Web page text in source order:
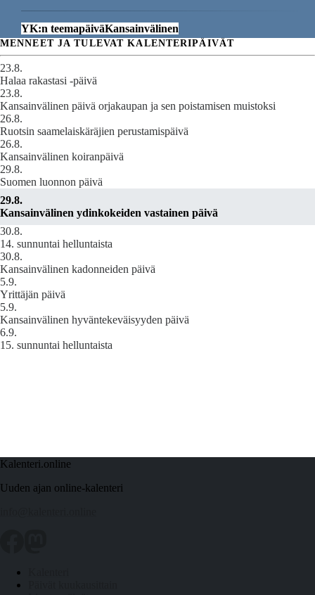
YK:n teemapäiväKansainvälinen
MENNEET JA TULEVAT KALENTERIPÄIVÄT
23.8.
Halaa rakastasi -päivä
23.8.
Kansainvälinen päivä orjakaupan ja sen poistamisen muistoksi
26.8.
Ruotsin saamelaiskäräjien perustamispäivä
26.8.
Kansainvälinen koiranpäivä
29.8.
Suomen luonnon päivä
29.8.
Kansainvälinen ydinkokeiden vastainen päivä
30.8.
14. sunnuntai helluntaista
30.8.
Kansainvälinen kadonneiden päivä
5.9.
Yrittäjän päivä
5.9.
Kansainvälinen hyväntekeväisyyden päivä
6.9.
15. sunnuntai helluntaista
Kalenteri.online
Uuden ajan online-kalenteri